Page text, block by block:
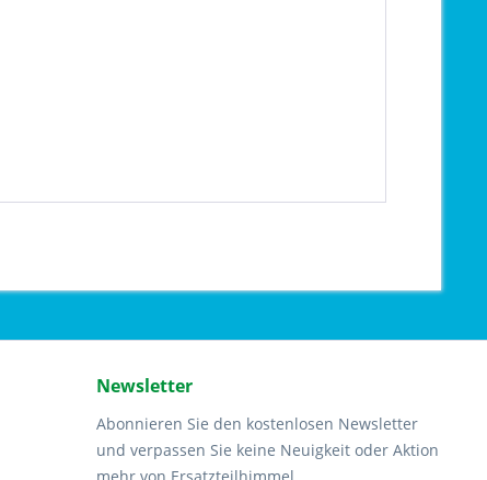
Newsletter
Abonnieren Sie den kostenlosen Newsletter
und verpassen Sie keine Neuigkeit oder Aktion